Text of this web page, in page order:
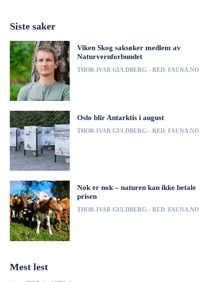
Siste saker
Viken Skog saksøker medlem av
Naturvernforbundet
THOR-IVAR GULDBERG – RED. FAUNA.NO
Oslo blir Antarktis i august
THOR-IVAR GULDBERG – RED. FAUNA.NO
Nok er nok – naturen kan ikke betale
prisen
THOR-IVAR GULDBERG – RED. FAUNA.NO
Mest lest